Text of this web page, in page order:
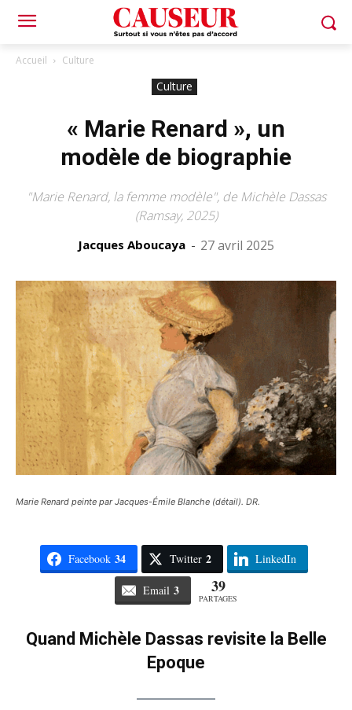
Accueil Culture
Culture
« Marie Renard », un
modèle de biographie
"Marie Renard, la femme modèle", de Michèle Dassas
(Ramsay, 2025)
Jacques Aboucaya - 27 avril 2025
Marie Renard peinte par Jacques-Émile Blanche (détail). DR.
Facebook 34 Twitter 2 LinkedIn
Email 3 39
PARTAGES
Quand Michèle Dassas revisite la Belle
Epoque